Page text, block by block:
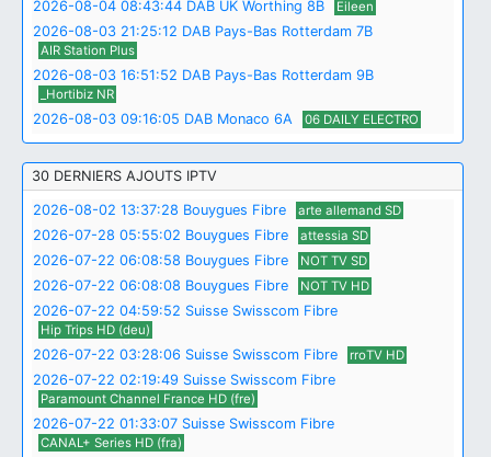
2026-08-04 08:43:44 DAB UK Worthing 8B Eileen
2026-08-03 21:25:12 DAB Pays-Bas Rotterdam 7B
AIR Station Plus
2026-08-03 16:51:52 DAB Pays-Bas Rotterdam 9B
_Hortibiz NR
2026-08-03 09:16:05 DAB Monaco 6A 06 DAILY ELECTRO
30 DERNIERS AJOUTS IPTV
2026-08-02 13:37:28 Bouygues Fibre arte allemand SD
2026-07-28 05:55:02 Bouygues Fibre attessia SD
2026-07-22 06:08:58 Bouygues Fibre NOT TV SD
2026-07-22 06:08:08 Bouygues Fibre NOT TV HD
2026-07-22 04:59:52 Suisse Swisscom Fibre
Hip Trips HD (deu)
2026-07-22 03:28:06 Suisse Swisscom Fibre rroTV HD
2026-07-22 02:19:49 Suisse Swisscom Fibre
Paramount Channel France HD (fre)
2026-07-22 01:33:07 Suisse Swisscom Fibre
CANAL+ Series HD (fra)